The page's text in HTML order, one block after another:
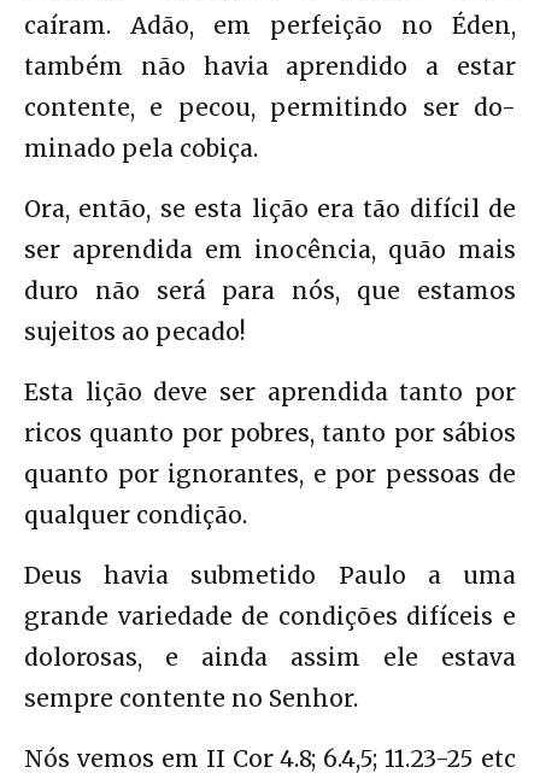
caíram. Adão, em perfeição no Éden,
também não havia aprendido a estar
contente, e pecou, permitindo ser do-
minado pela cobiça.
Ora, então, se esta lição era tão difícil de
ser aprendida em inocência, quão mais
duro não será para nós, que estamos
sujeitos ao pecado!
Esta lição deve ser aprendida tanto por
ricos quanto por pobres, tanto por sábios
quanto por ignorantes, e por pessoas de
qualquer condição.
Deus havia submetido Paulo a uma
grande variedade de condições difíceis e
dolorosas, e ainda assim ele estava
sempre contente no Senhor.
Nós vemos em II Cor 4.8; 6.4,5; 11.23-25 etc